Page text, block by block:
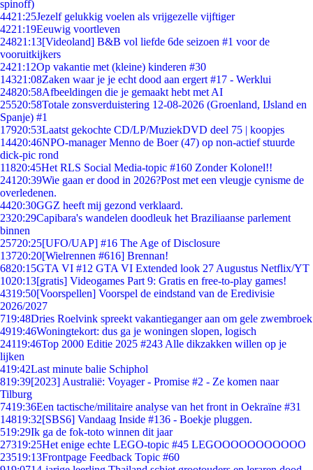
spinoff)
4421:25Jezelf gelukkig voelen als vrijgezelle vijftiger
4221:19Eeuwig voortleven
24821:13[Videoland] B&B vol liefde 6de seizoen #1 voor de
vooruitkijkers
2421:12Op vakantie met (kleine) kinderen #30
14321:08Zaken waar je je echt dood aan ergert #17 - Werklui
24820:58Afbeeldingen die je gemaakt hebt met AI
25520:58Totale zonsverduistering 12-08-2026 (Groenland, IJsland en
Spanje) #1
17920:53Laatst gekochte CD/LP/MuziekDVD deel 75 | koopjes
14420:46NPO-manager Menno de Boer (47) op non-actief stuurde
dick-pic rond
11820:45Het RLS Social Media-topic #160 Zonder Kolonel!!
241 20:39Wie gaan er dood in 2026?Post met een vleugje cynisme de
overledenen.
4420:30GGZ heeft mij gezond verklaard.
2320:29Capibara's wandelen doodleuk het Braziliaanse parlement
binnen
25720:25[UFO/UAP] #16 The Age of Disclosure
13720:20[Wielrennen #616] Brennan!
6820:15GTA VI #12 GTA VI Extended look 27 Augustus Netflix/YT
1020:13[gratis] Videogames Part 9: Gratis en free-to-play games!
4319:50[Voorspellen] Voorspel de eindstand van de Eredivisie
2026/2027
719:48Dries Roelvink spreekt vakantieganger aan om gele zwembroek
4919:46Woningtekort: dus ga je woningen slopen, logisch
24119:46Top 2000 Editie 2025 #243 Alle dikzakken willen op je
lijken
419:42Last minute balie Schiphol
819:39[2023] Australië: Voyager - Promise #2 - Ze komen naar
Tilburg
7419:36Een tactische/militaire analyse van het front in Oekraïne #31
14819:32[SBS6] Vandaag Inside #136 - Boekje pluggen.
519:29Ik ga de fok-toto winnen dit jaar
27319:25Het enige echte LEGO-topic #45 LEGOOOOOOOOOOO
23519:13Frontpage Feedback Topic #60